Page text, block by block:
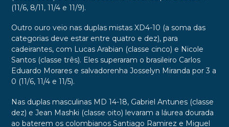
(11/6, 8/11, 11/4 e 11/9).
Outro ouro veio nas duplas mistas XD4-10 (a soma das
categorias deve estar entre quatro e dez), para
cadeirantes, com Lucas Arabian (classe cinco) e Nicole
Santos (classe três). Eles superaram o brasileiro Carlos
Eduardo Morares e salvadorenha Josselyn Miranda por 3 a
0 (11/6, 11/4 e 11/5).
Nas duplas masculinas MD 14-18, Gabriel Antunes (classe
dez) e Jean Mashki (classe oito) levaram a láurea dourada
ao baterem os colombianos Santiago Ramirez e Miguel